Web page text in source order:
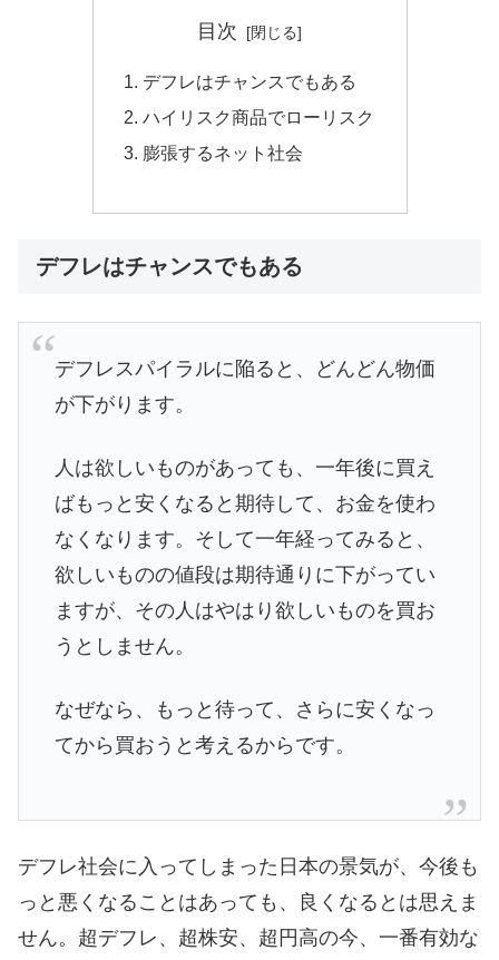
目次
デフレはチャンスでもある
ハイリスク商品でローリスク
膨張するネット社会
デフレはチャンスでもある
デフレスパイラルに陥ると、どんどん物価
が下がります。
人は欲しいものがあっても、一年後に買え
ばもっと安くなると期待して、お金を使わ
なくなります。そして一年経ってみると、
欲しいものの値段は期待通りに下がってい
ますが、その人はやはり欲しいものを買お
うとしません。
なぜなら、もっと待って、さらに安くなっ
てから買おうと考えるからです。
デフレ社会に入ってしまった日本の景気が、今後も
っと悪くなることはあっても、良くなるとは思えま
せん。超デフレ、超株安、超円高の今、一番有効な